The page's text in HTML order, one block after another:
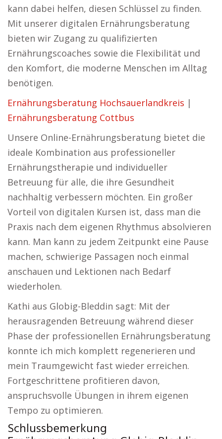
kann dabei helfen, diesen Schlüssel zu finden.
Mit unserer digitalen Ernährungsberatung
bieten wir Zugang zu qualifizierten
Ernährungscoaches sowie die Flexibilität und
den Komfort, die moderne Menschen im Alltag
benötigen.
Ernährungsberatung Hochsauerlandkreis |
Ernährungsberatung Cottbus
Unsere Online-Ernährungsberatung bietet die
ideale Kombination aus professioneller
Ernährungstherapie und individueller
Betreuung für alle, die ihre Gesundheit
nachhaltig verbessern möchten. Ein großer
Vorteil von digitalen Kursen ist, dass man die
Praxis nach dem eigenen Rhythmus absolvieren
kann. Man kann zu jedem Zeitpunkt eine Pause
machen, schwierige Passagen noch einmal
anschauen und Lektionen nach Bedarf
wiederholen.
Kathi aus Globig-Bleddin sagt: Mit der
herausragenden Betreuung während dieser
Phase der professionellen Ernährungsberatung
konnte ich mich komplett regenerieren und
mein Traumgewicht fast wieder erreichen.
Fortgeschrittene profitieren davon,
anspruchsvolle Übungen in ihrem eigenen
Tempo zu optimieren.
Schlussbemerkung